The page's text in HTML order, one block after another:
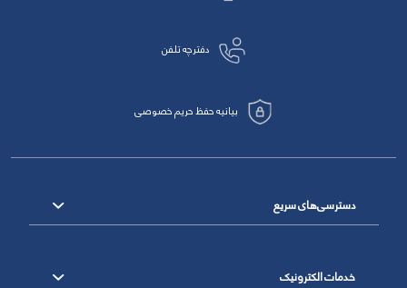
دفترچه تلفن
بیانیه حفظ حریم خصوصی
دسترسی‌های سریع
خدمات الکترونیک